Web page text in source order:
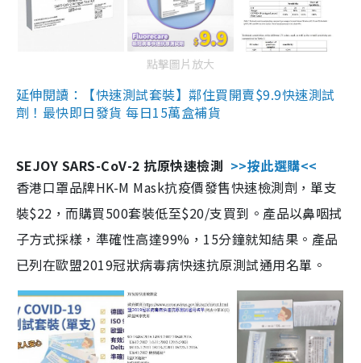
點擊圖片放大
延伸閱讀：【快速測試套裝】鄰住買開賣$9.9快速測試
劑！最快即日發貨 每日15萬盒補貨
SEJOY SARS-CoV-2 抗原快速檢測 >>按此選購<<
香港口罩品牌HK-M Mask抗疫價發售快速檢測劑，單支
裝$22，而購買500套裝低至$20/支買到。產品以鼻咽拭
子方式採樣，準確性高達99%，15分鐘就知結果。產品
已列在歐盟2019冠狀病毒病快速抗原測試通用名單。